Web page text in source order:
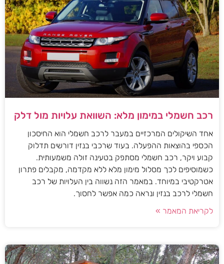
רכב חשמלי במימון מלא: השוואת עלויות מול דלק
אחד השיקולים המרכזיים במעבר לרכב חשמלי הוא החיסכון
הכספי בהוצאות ההפעלה. בעוד שרכבי בנזין דורשים תדלוק
קבוע ויקר, רכב חשמלי מסתפק בטעינה זולה משמעותית.
כשמוסיפים לכך מסלול מימון מלא ללא מקדמה, מקבלים פתרון
אטרקטיבי במיוחד. במאמר הזה נשווה בין העלויות של רכב
חשמלי לרכב בנזין ונראה כמה אפשר לחסוך.
לקריאת המאמר »